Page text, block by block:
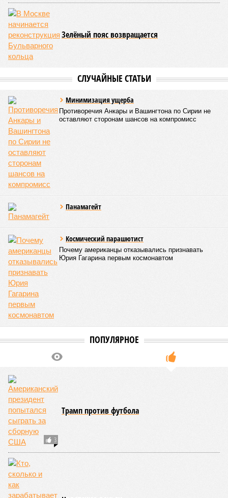
Зелёный пояс возвращается
СЛУЧАЙНЫЕ СТАТЬИ
Минимизация ущерба
Противоречия Анкары и Вашингтона по Сирии не
оставляют сторонам шансов на компромисс
Панамагейт
Космический парашютист
Почему американцы отказывались признавать
Юрия Гагарина первым космонавтом
ПОПУЛЯРНОЕ
3
Трамп против футбола